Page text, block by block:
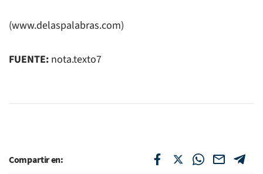
(www.delaspalabras.com)
FUENTE: nota.texto7
Compartir en: